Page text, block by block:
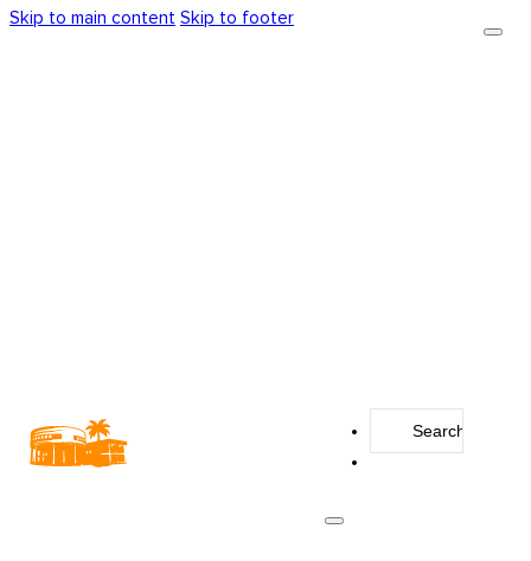
Skip to main content Skip to footer